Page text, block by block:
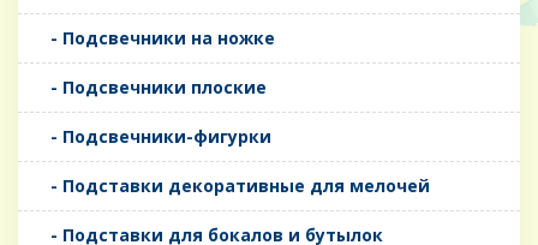
- Подсвечники на ножке
- Подсвечники плоские
- Подсвечники-фигурки
- Подставки декоративные для мелочей
- Подставки для бокалов и бутылок